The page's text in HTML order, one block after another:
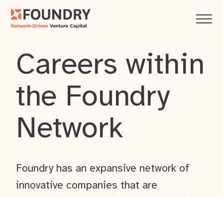
Careers within
the Foundry
Network
Foundry has an expansive network of
innovative companies that are